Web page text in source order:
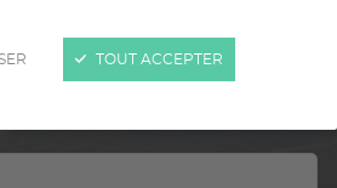
TOUT ACCEPTER